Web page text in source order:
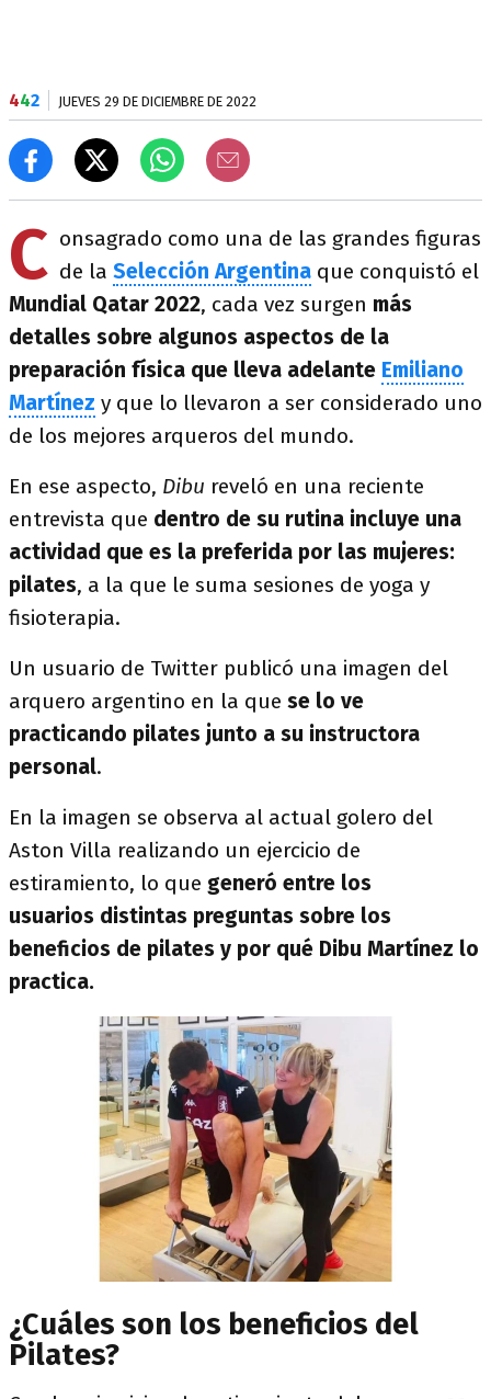
442 JUEVES 29 DE DICIEMBRE DE 2022
C onsagrado como una de las grandes figuras
de la Selección Argentina que conquistó el
Mundial Qatar 2022, cada vez surgen más
detalles sobre algunos aspectos de la
preparación física que lleva adelante Emiliano
Martínez y que lo llevaron a ser considerado uno
de los mejores arqueros del mundo.
En ese aspecto, Dibu reveló en una reciente
entrevista que dentro de su rutina incluye una
actividad que es la preferida por las mujeres:
pilates, a la que le suma sesiones de yoga y
fisioterapia.
Un usuario de Twitter publicó una imagen del
arquero argentino en la que se lo ve
practicando pilates junto a su instructora
personal.
En la imagen se observa al actual golero del
Aston Villa realizando un ejercicio de
estiramiento, lo que generó entre los
usuarios distintas preguntas sobre los
beneficios de pilates y por qué Dibu Martínez lo
practica.
¿Cuáles son los beneficios del
Pilates?